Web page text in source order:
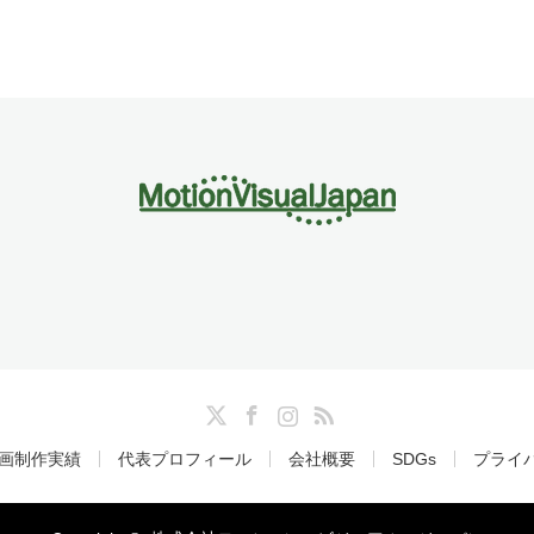
RSS
制作実績 代表プロフィール 会社概要 SDGs プライ